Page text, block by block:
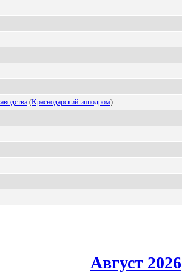
(Kpaснодapский ипподpом)
Август 2026